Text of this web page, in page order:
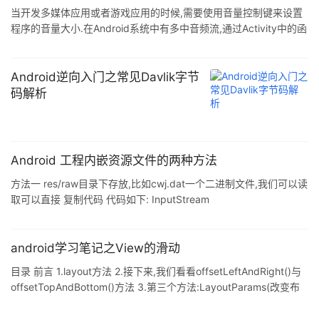
当开发多媒体应用或者游戏应用的时候,需要使用音量控制键来设置
程序的音量大小.在Android系统中有多中音频流,通过Activity中的函
Android逆向入门之常见Davlik字节
码解析
Android 工程内嵌资源文件的两种方法
方法一 res/raw目录下存放,比如cwj.dat一个二进制文件,我们可以读
取可以直接 复制代码 代码如下: InputStream
android学习笔记之View的滑动
目录 前言 1.layout方法 2.接下来,我们看看offsetLeftAndRight()与
offsetTopAndBottom()方法 3.第三个方法:LayoutParams(改变布